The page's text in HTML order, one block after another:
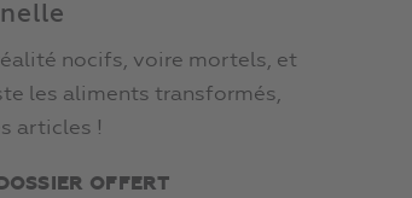
nocifs, voire mortels, et
les aliments transformés,
articles !
OFFERT